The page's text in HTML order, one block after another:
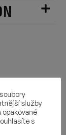
služby
s